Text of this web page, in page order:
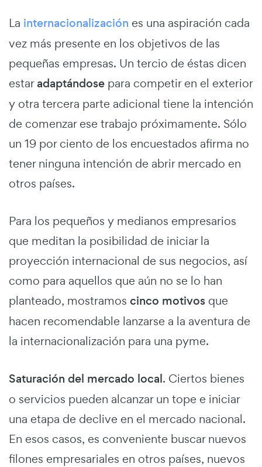
La internacionalización es una aspiración cada
vez más presente en los objetivos de las
pequeñas empresas. Un tercio de éstas dicen
estaradaptándose para competir en el exterior
y otra tercera parte adicional tiene la intención
de comenzar ese trabajo próximamente. Sólo
un 19 por ciento de los encuestados afirma no
tener ninguna intención de abrir mercado en
otros países.
Para los pequeños y medianos empresarios
que meditan la posibilidad de iniciar la
proyección internacional de sus negocios, así
como para aquellos que aún no se lo han
planteado, mostramos cinco motivos que
hacen recomendable lanzarse a la aventura de
la internacionalización para una pyme.
Saturación del mercado local. Ciertos bienes
o servicios pueden alcanzar un tope e iniciar
una etapa de declive en el mercado nacional.
En esos casos, es conveniente buscar nuevos
filones empresariales en otros países, nuevos